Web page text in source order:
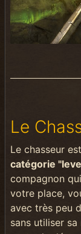
Le
Le chasseur est
catégorie
compagnon
votre place,
avec très peu
sans utiliser